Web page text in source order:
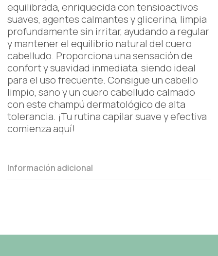
equilibrada, enriquecida con tensioactivos
suaves, agentes calmantes y glicerina, limpia
profundamente sin irritar, ayudando a regular
y mantener el equilibrio natural del cuero
cabelludo. Proporciona una sensación de
confort y suavidad inmediata, siendo ideal
para el uso frecuente. Consigue un cabello
limpio, sano y un cuero cabelludo calmado
con este champú dermatológico de alta
tolerancia. ¡Tu rutina capilar suave y efectiva
comienza aquí!
Información adicional